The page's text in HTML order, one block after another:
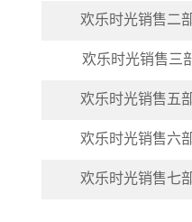
欢乐时光销售二
欢乐时光销售三
欢乐时光销售五
欢乐时光销售六
欢乐时光销售七